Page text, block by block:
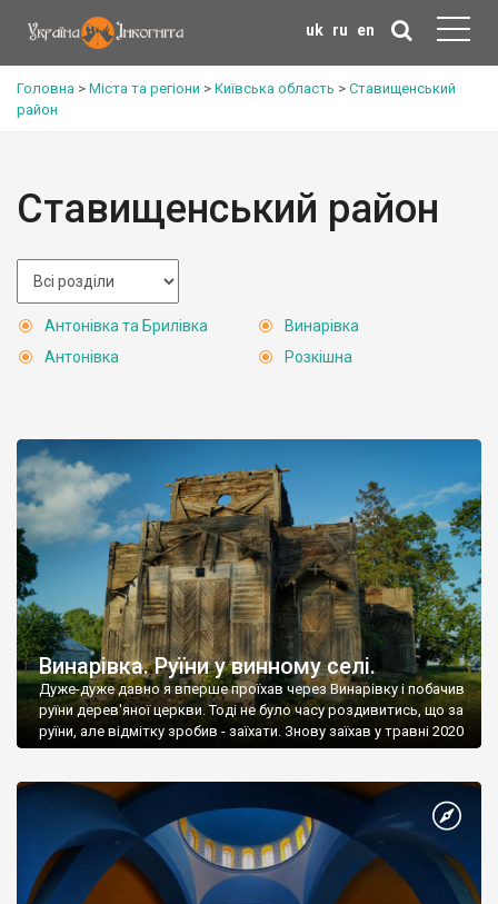
uk ru en
Головна > Міста та регіони > Київська область > Ставищенський
район
Ставищенський район
Антонівка та Брилівка
Антонівка
Винарівка
Розкішна
Винарівка. Руїни у винному селі.
Дуже-дуже давно я вперше проїхав через Винарівку і побачив
руїни дерев'яної церкви. Тоді не було часу роздивитись, що за
руїни, але відмітку зробив - заїхати. Знову заїхав у травні 2020
року.